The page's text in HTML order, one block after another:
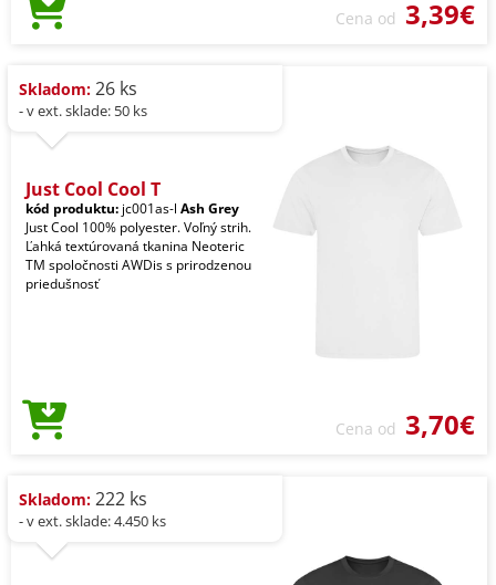
Cena od 3,39€
Skladom: 26 ks
- v ext. sklade: 50 ks
Just Cool Cool T
kód produktu: jc001as-l Ash Grey
Just Cool 100% polyester. Voľný strih.
Ľahká textúrovaná tkanina Neoteric
TM spoločnosti AWDis s prirodzenou
priedušnosť
Cena od 3,70€
Skladom: 222 ks
- v ext. sklade: 4.450 ks